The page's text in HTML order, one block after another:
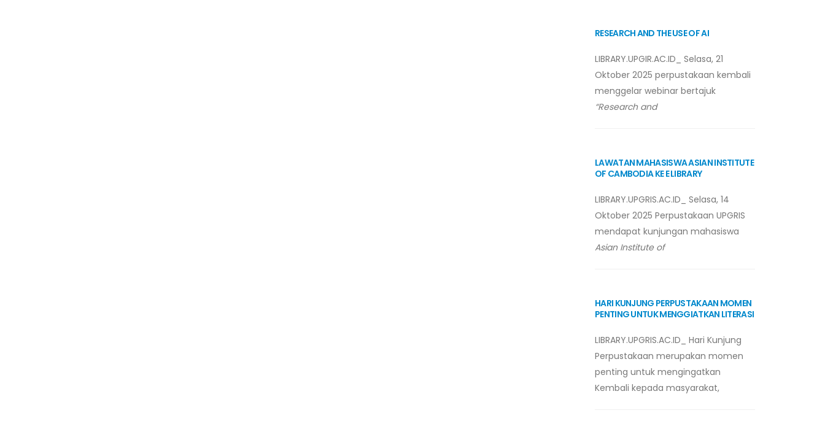
RESEARCH AND THE USE OF AI
LIBRARY.UPGIR.AC.ID_ Selasa, 21
Oktober 2025 perpustakaan kembali
menggelar webinar bertajuk
“Research and
LAWATAN MAHASISWA ASIAN INSTITUTE
OF CAMBODIA KE E LIBRARY
LIBRARY.UPGRIS.AC.ID_ Selasa, 14
Oktober 2025 Perpustakaan UPGRIS
mendapat kunjungan mahasiswa
Asian Institute of
HARI KUNJUNG PERPUSTAKAAN MOMEN
PENTING UNTUK MENGGIATKAN LITERASI
LIBRARY.UPGRIS.AC.ID_ Hari Kunjung
Perpustakaan merupakan momen
penting untuk mengingatkan
Kembali kepada masyarakat,